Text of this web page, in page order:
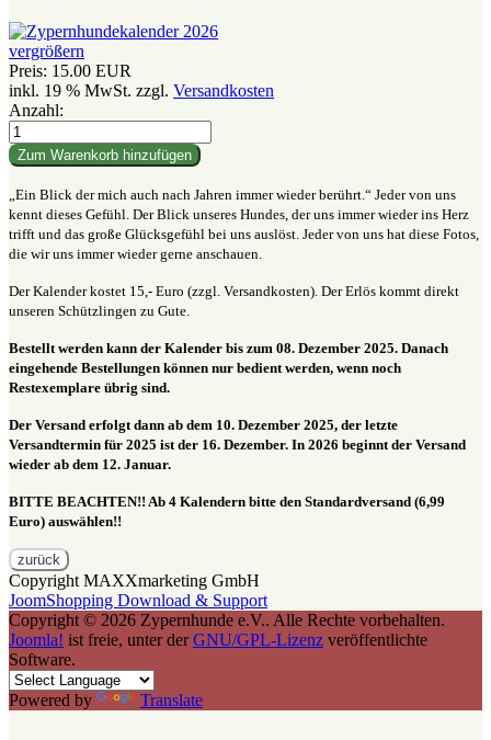
vergrößern
Preis: 15.00 EUR
inkl. 19 % MwSt. zzgl. Versandkosten
Anzahl:
„Ein Blick der mich auch nach Jahren immer wieder berührt.“ Jeder von uns
kennt dieses Gefühl. Der Blick unseres Hundes, der uns immer wieder ins Herz
trifft und das große Glücksgefühl bei uns auslöst. Jeder von uns hat diese Fotos,
die wir uns immer wieder gerne anschauen.
Der Kalender kostet 15,- Euro (zzgl. Versandkosten). Der Erlös kommt direkt
unseren Schützlingen zu Gute.
Bestellt werden kann der Kalender bis zum 08. Dezember 2025. Danach
eingehende Bestellungen können nur bedient werden, wenn noch
Restexemplare übrig sind.
Der Versand erfolgt dann ab dem 10. Dezember 2025, der letzte
Versandtermin für 2025 ist der 16. Dezember. In 2026 beginnt der Versand
wieder ab dem 12. Januar.
BITTE BEACHTEN!! Ab 4 Kalendern bitte den Standardversand (6,99
Euro) auswählen!!
Copyright MAXXmarketing GmbH
JoomShopping Download & Support
Copyright © 2026 Zypernhunde e.V.. Alle Rechte vorbehalten.
Joomla! ist freie, unter derGNU/GPL-Lizenz veröffentlichte
Software.
Powered by Translate